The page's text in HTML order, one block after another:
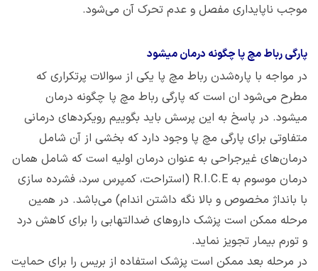
موجب ناپایداری مفصل و عدم تحرک آن می‌شود.
پارگی رباط مچ پا چگونه درمان میشود
در مواجه با پاره‌شدن رباط مچ پا یکی از سوالات پرتکراری که
مطرح می‌شود ان است که پارگی رباط مچ پا چگونه درمان
میشود. در پاسخ به این پرسش باید بگوییم رویکردهای درمانی
متفاوتی برای پارگی مچ پا وجود دارد که بخشی از آن شامل
درمان‌های غیرجراحی به عنوان درمان اولیه است که شامل همان
درمان موسوم به R.I.C.E (استراحت، کمپرس سرد، فشرده سازی
با بانداژ مخصوص و بالا نگه داشتن اندام) می‌باشد. در همین
مرحله ممکن است پزشک داروهای ضدالتهابی را برای کاهش درد
و تورم بیمار تجویز نماید.
در مرحله بعد ممکن است پزشک استفاده از بریس را برای حمایت